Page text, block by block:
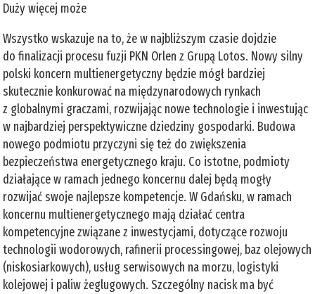
Duży więcej może
Wszystko wskazuje na to, że w najbliższym czasie dojdzie
do finalizacji procesu fuzji PKN Orlen z Grupą Lotos. Nowy silny
polski koncern multienergetyczny będzie mógł bardziej
skutecznie konkurować na międzynarodowych rynkach
z globalnymi graczami, rozwijając nowe technologie i inwestując
w najbardziej perspektywiczne dziedziny gospodarki. Budowa
nowego podmiotu przyczyni się też do zwiększenia
bezpieczeństwa energetycznego kraju. Co istotne, podmioty
działające w ramach jednego koncernu dalej będą mogły
rozwijać swoje najlepsze kompetencje. W Gdańsku, w ramach
koncernu multienergetycznego mają działać centra
kompetencyjne związane z inwestycjami, dotyczące rozwoju
technologii wodorowych, rafinerii processingowej, baz olejowych
(niskosiarkowych), usług serwisowych na morzu, logistyki
kolejowej i paliw żeglugowych. Szczególny nacisk ma być